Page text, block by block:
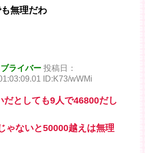
無理だわ
ライバー 投稿日：
ID:K73/wWMi
だとしても9人で46800だし
ゃないと50000越えは無理